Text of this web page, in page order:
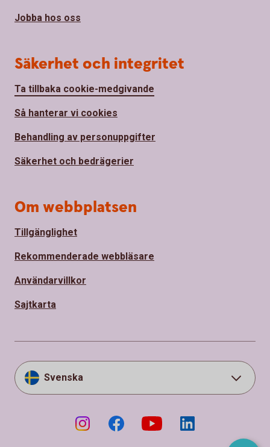
Jobba hos oss
Säkerhet och integritet
Ta tillbaka cookie-medgivande
Så hanterar vi cookies
Behandling av personuppgifter
Säkerhet och bedrägerier
Om webbplatsen
Tillgänglighet
Rekommenderade webbläsare
Användarvillkor
Sajtkarta
Svenska